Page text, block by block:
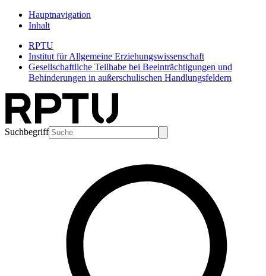
Hauptnavigation
Inhalt
RPTU
Institut für Allgemeine Erziehungswissenschaft
Gesellschaftliche Teilhabe bei Beeinträchtigungen und
Behinderungen in außerschulischen Handlungsfeldern
Suchbegriff